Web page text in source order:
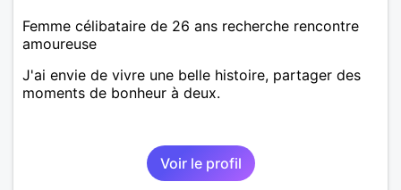
Femme célibataire de 26 ans recherche rencontre
amoureuse
J'ai envie de vivre une belle histoire, partager des
moments de bonheur à deux.
Voir le profil